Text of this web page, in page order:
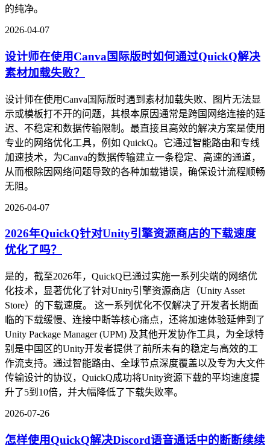
的纯净。
2026-04-07
设计师在使用Canva国际版时如何通过QuickQ解决
素材加载失败？
设计师在使用Canva国际版时遇到素材加载失败、图片无法显
示或模板打不开的问题，其根本原因通常是跨国网络连接的延
迟、不稳定和数据传输限制。最直接且高效的解决方案是使用
专业的网络优化工具，例如 QuickQ。它通过智能路由和专线
加速技术，为Canva的数据传输建立一条稳定、高速的通道，
从而根除因网络问题导致的各种加载错误，确保设计流程顺畅
无阻。
2026-04-07
2026年QuickQ针对Unity引擎资源商店的下载速度
优化了吗？
是的，截至2026年，QuickQ已通过实施一系列尖端的网络优
化技术，显著优化了针对Unity引擎资源商店（Unity Asset
Store）的下载速度。 这一系列优化不仅解决了开发者长期面
临的下载缓慢、连接中断等核心痛点，还将加速体验延伸到了
Unity Package Manager (UPM) 及其他开发协作工具，为全球特
别是中国区的Unity开发者提供了前所未有的稳定与高效的工
作流支持。通过智能路由、全球节点深度覆盖以及专为大文件
传输设计的协议，QuickQ成功将Unity资源下载的平均速度提
升了5到10倍，并大幅降低了下载失败率。
2026-07-26
怎样使用QuickQ解决Discord语音通话中的断断续续